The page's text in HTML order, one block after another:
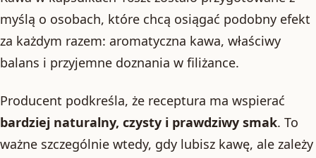
myślą o osobach, które chcą osiągać podobny efekt
za każdym razem: aromatyczna kawa, właściwy
balans i przyjemne doznania w filiżance.
Producent podkreśla, że receptura ma wspierać
bardziej naturalny, czysty i prawdziwy smak. To
ważne szczególnie wtedy, gdy lubisz kawę, ale zależy